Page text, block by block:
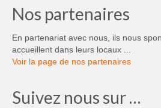
Nos partenaires
En partenariat avec nous, ils nous
accueillent dans leurs locaux ...
Voir la page de nos partenaires
Suivez nous sur …